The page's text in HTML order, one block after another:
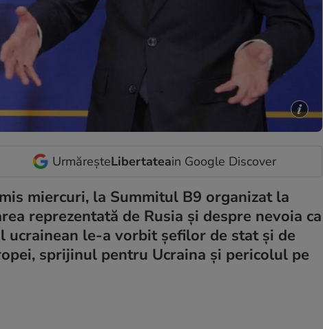
UrmăreșteLibertateain Google Discover
miercuri, la Summitul B9 organizat la
reprezentată de Rusia și despre nevoia ca
ucrainean le-a vorbit șefilor de stat și de
sprijinul pentru Ucraina și pericolul pe